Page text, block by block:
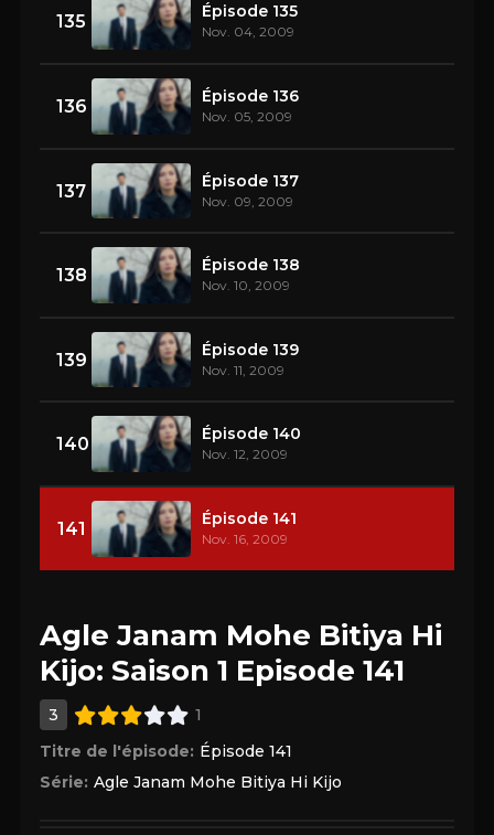
135 Épisode 135
Nov. 04, 2009
136 Épisode 136
Nov. 05, 2009
137 Épisode 137
Nov. 09, 2009
138 Épisode 138
Nov. 10, 2009
139 Épisode 139
Nov. 11, 2009
140 Épisode 140
Nov. 12, 2009
141 Épisode 141
Nov. 16, 2009
Agle Janam Mohe Bitiya Hi
Kijo: Saison 1 Episode 141
3
1
Titre de l'épisode: Épisode 141
Série: Agle Janam Mohe Bitiya Hi Kijo